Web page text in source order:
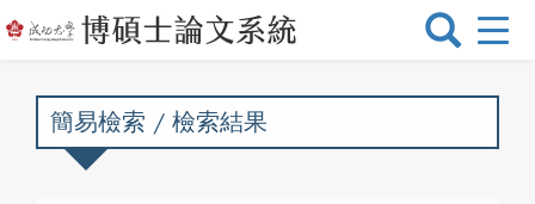
選
換
簡易檢索 / 檢索結果